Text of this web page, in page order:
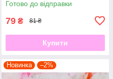
Готово до відправки
79 ₴ 81 ₴
Купити
Новинка –2%